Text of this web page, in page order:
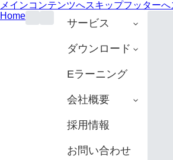
メインコンテンツへスキップフッターへ
Home
サービス
ダウンロード
Eラーニング
会社概要
採用情報
お問い合わせ